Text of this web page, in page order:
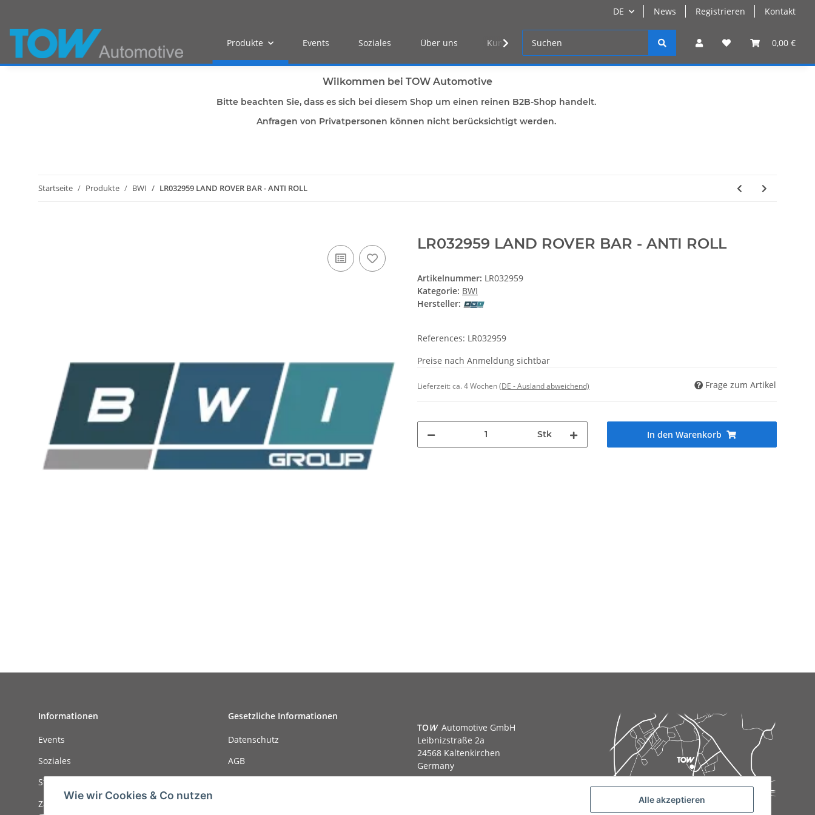
DE News Registrieren Kontakt
0,00 €
Produkte Events Soziales Über uns Kunden Log-in
Wilkommen bei TOW Automotive
Bitte beachten Sie, dass es sich bei diesem Shop um einen reinen B2B-Shop handelt.
Anfragen von Privatpersonen können nicht berücksichtigt werden.
Startseite Produkte BWI LR032959 LAND ROVER BAR - ANTI ROLL
LR032959 LAND ROVER BAR - ANTI ROLL
Artikelnummer: LR032959
Kategorie: BWI
Hersteller:
References: LR032959
Preise nach Anmeldung sichtbar
Lieferzeit:ca. 4 Wochen(DE - Ausland abweichend) Frage zum Artikel
Stk In den Warenkorb
Informationen
Events
Soziales
Stellenanzeigen
Zahlungsmöglichkeiten
Gesetzliche Informationen
Datenschutz
AGB
TOW Automotive GmbH
Leibnizstraße 2a
24568 Kaltenkirchen
Germany
Wie wir Cookies & Co nutzen Alle akzeptieren